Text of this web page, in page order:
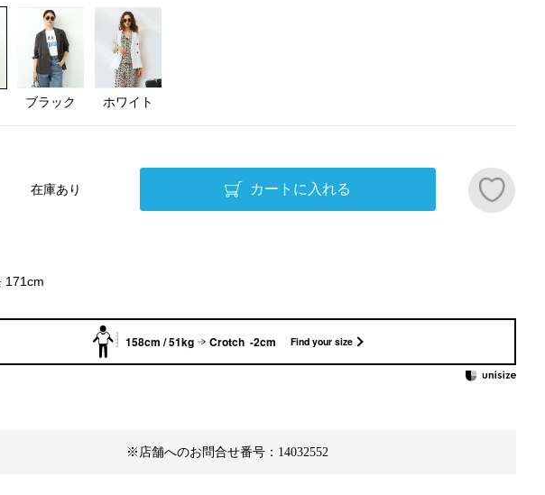
※店舗へのお問合せ番号：14032552
158cm / 51kg Crotch -2cm Find your size
ブラック ホワイト
在庫あり カートに入れる
171cm